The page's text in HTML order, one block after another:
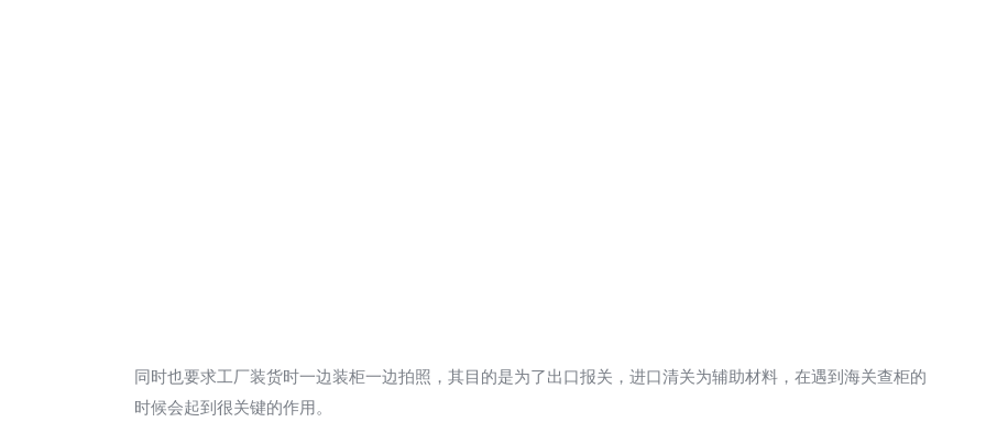
同时也要求工厂装货时一边装柜一边拍照，其目的是为了出口报关，进口清关为辅助材料，在遇到海关查柜的
时候会起到很关键的作用。